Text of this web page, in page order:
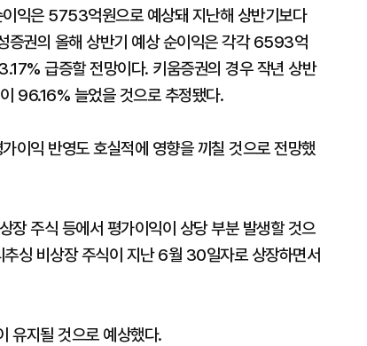
익은 5753억원으로 예상돼 지난해 상반기보다
권의 올해 상반기 예상 순이익은 각각 6593억
급증할 전망이다. 키움증권의 경우 작년 상반
96.16% 늘었을 것으로 추정됐다.
이익 반영도 호실적에 영향을 끼칠 것으로 전망했
장 주식 등에서 평가이익이 상당 부분 발생할 것으
싱 비상장 주식이 지난 6월 30일자로 상장하면서
유지될 것으로 예상했다.